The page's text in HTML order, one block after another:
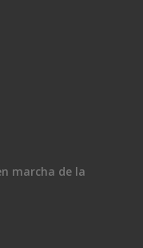
marcha de la